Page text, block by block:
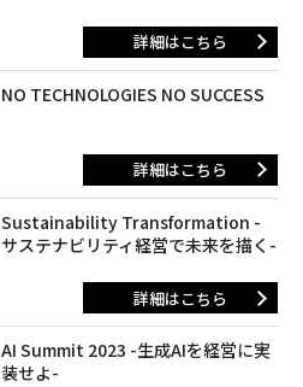
詳細はこちら
NO TECHNOLOGIES NO SUCCESS
詳細はこちら
Sustainability Transformation -
サステナビリティ経営で未来を描く-
詳細はこちら
AI Summit 2023 -生成AIを経営に実
装せよ-